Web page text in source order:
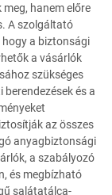
hanem előre
A szolgáltató
a biztonsági
a vásárlók
szükséges
és a
az összes
anyagbiztonsági
a szabályozó
és megbízható
salátatálca-